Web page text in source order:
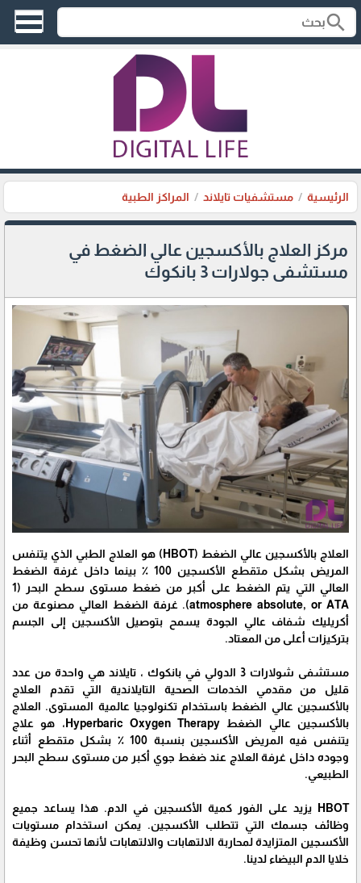
search
الرئيسية مستشفيات تايلاند المراكز الطبية
مركز العلاج بالأكسجين عالي الضغط في
مستشفى جولارات 3 بانكوك
العلاج بالأكسجين عالي الضغط (HBOT) هو العلاج الطبي الذي يتنفس
المريض بشكل متقطع الأكسجين 100 ٪ بينما داخل غرفة الضغط
العالي التي يتم الضغط على أكبر من ضغط مستوى سطح البحر (1
atmosphere absolute, or ATA). غرفة الضغط العالي مصنوعة من
أكريليك شفاف عالي الجودة يسمح بتوصيل الأكسجين إلى الجسم
بتركيزات أعلى من المعتاد.
مستشفى شولارات 3 الدولي في بانكوك ، تايلاند هي واحدة من عدد
قليل من مقدمي الخدمات الصحية التايلاندية التي تقدم العلاج
بالأكسجين عالي الضغط باستخدام تكنولوجيا عالمية المستوى. العلاج
بالأكسجين عالي الضغط Hyperbaric Oxygen Therapy، هو علاج
يتنفس فيه المريض الأكسجين بنسبة 100 ٪ بشكل متقطع أثناء
وجوده داخل غرفة العلاج عند ضغط جوي أكبر من مستوى سطح البحر
الطبيعي.
HBOT يزيد على الفور كمية الأكسجين في الدم. هذا يساعد جميع
وظائف جسمك التي تتطلب الأكسجين. يمكن استخدام مستويات
الأكسجين المتزايدة لمحاربة الالتهابات والالتهابات لأنها تحسن وظيفة
خلايا الدم البيضاء لدينا.